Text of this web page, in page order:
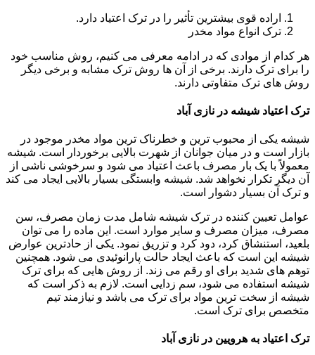
اراده قوی بیشترین تأثیر را در ترک اعتیاد دارد.
ترک انواع مواد مخدر
هر کدام از موادی که در ادامه معرفی می کنیم، روش مناسب خود
را برای ترک دارند. برخی از آن ها روش ترک مشابه و برخی دیگر
روش های ترک متفاوتی دارند.
ترک اعتیاد شیشه در نازی آباد
شیشه یکی از محبوب ترین و خطرناک ترین مواد مخدر موجود در
بازار است و در میان جوانان از شهرت بالایی برخوردار است. شیشه
معمولاً با یک بار مصرف باعث اعتیاد می شود و سرخوشی ناشی از
آن دیگر تکرار نخواهد شد. شیشه وابستگی بسیار بالایی ایجاد می کند
و ترک آن بسیار دشوار است.
عوامل تعیین کننده در ترک شیشه شامل مدت زمان مصرف، سن
مصرف، میزان مصرف و سایر موارد است. این ماده را می توان
بلعید، استنشاق کرد، دود کرد و تزریق نمود. یکی از حادترین عوارض
شیشه این است که باعث ایجاد حالت پارانوئیدی می شود. همچنین
توهم های شدید برای او رقم می زند. از روش هایی که برای ترک
شیشه استفاده می شود، سم زدایی است. لازم به ذکر است که
شیشه از سخت ترین مواد برای ترک می باشد و نیازمند تیم
متخصص برای ترک است.
ترک اعتیاد به هرویین در نازی آباد